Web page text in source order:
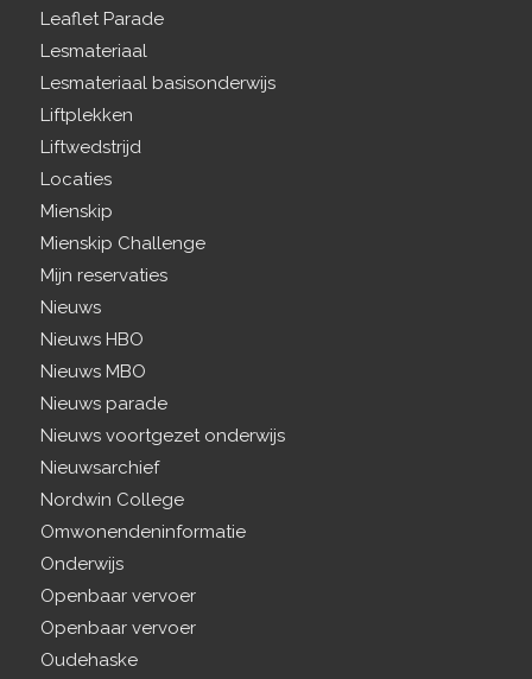
Leaflet Parade
Lesmateriaal
Lesmateriaal basisonderwijs
Liftplekken
Liftwedstrijd
Locaties
Mienskip
Mienskip Challenge
Mijn reservaties
Nieuws
Nieuws HBO
Nieuws MBO
Nieuws parade
Nieuws voortgezet onderwijs
Nieuwsarchief
Nordwin College
Omwonendeninformatie
Onderwijs
Openbaar vervoer
Openbaar vervoer
Oudehaske